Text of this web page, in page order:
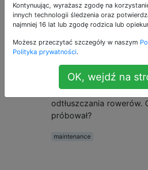
78
Czy WD-40 jest
powiedziano, ale wciąż
Widziałem także WD-
rynek nowe produkty do
odtłuszczania rowerów.
próbował?
maintenance
Kontynuując, wyrażasz zgodę na
innych technologii śledzenia oraz
najmniej 16 lat lub zgodę rodzica lub
Możesz przeczytać szczegóły w naszym
Polityka prywatności.
OK, wejdź na